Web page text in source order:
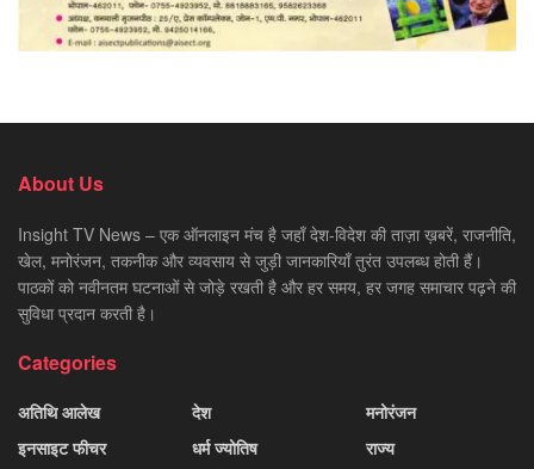
About Us
Insight TV News – एक ऑनलाइन मंच है जहाँ देश-विदेश की ताज़ा ख़बरें, राजनीति,
खेल, मनोरंजन, तकनीक और व्यवसाय से जुड़ी जानकारियाँ तुरंत उपलब्ध होती हैं।
पाठकों को नवीनतम घटनाओं से जोड़े रखती है और हर समय, हर जगह समाचार पढ़ने की
सुविधा प्रदान करती है।
Categories
अतिथि आलेख
इनसाइट फीचर
देश
धर्म ज्योतिष
मनोरंजन
राज्य